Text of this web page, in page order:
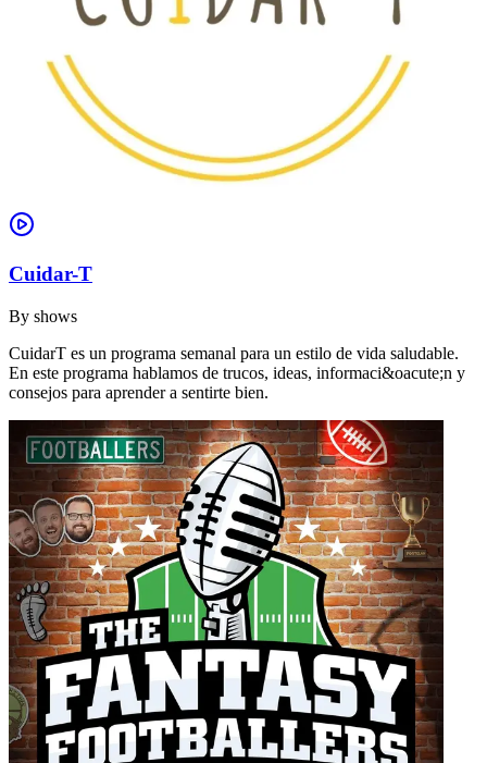
Cuidar-T
By shows
CuidarT es un programa semanal para un estilo de vida saludable.
En este programa hablamos de trucos, ideas, informaci&oacute;n y
consejos para aprender a sentirte bien.